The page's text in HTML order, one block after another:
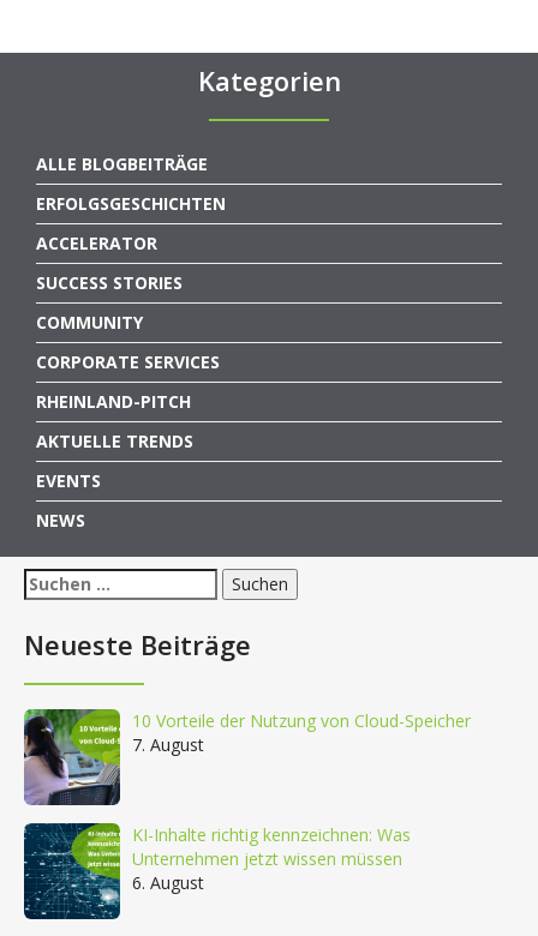
Kategorien
ALLE BLOGBEITRÄGE
ERFOLGSGESCHICHTEN
ACCELERATOR
SUCCESS STORIES
COMMUNITY
CORPORATE SERVICES
RHEINLAND-PITCH
AKTUELLE TRENDS
EVENTS
NEWS
Suchen
nach:
Neueste Beiträge
10 Vorteile der Nutzung von Cloud-Speicher
7. August
KI-Inhalte richtig kennzeichnen: Was
Unternehmen jetzt wissen müssen
6. August